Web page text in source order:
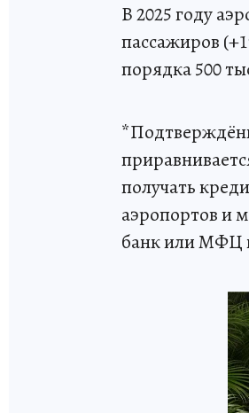
В 2025 году
пассажиров
порядка 500
получать
аэропортов и
банк или МФЦ